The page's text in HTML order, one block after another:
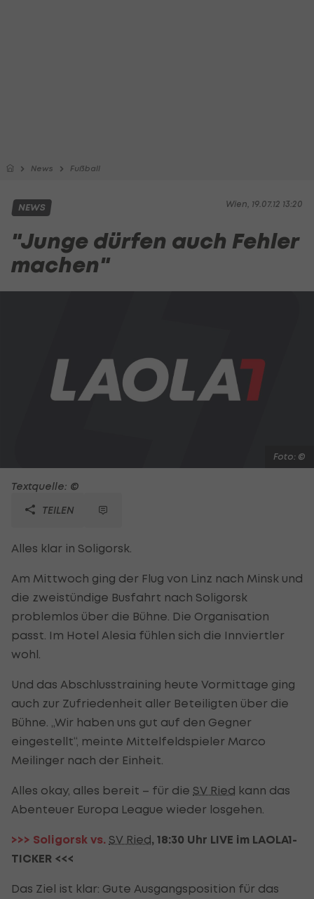
News Fußball
Wien, 19.07.12 13:20
NEWS
"Junge dürfen auch Fehler
machen"
Foto: ©
Textquelle: ©
TEILEN
Alles klar in Soligorsk.
Am Mittwoch ging der Flug von Linz nach Minsk und
die zweistündige Busfahrt nach Soligorsk
problemlos über die Bühne. Die Organisation
passt. Im Hotel Alesia fühlen sich die Innviertler
wohl.
Und das Abschlusstraining heute Vormittage ging
auch zur Zufriedenheit aller Beteiligten über die
Bühne. „Wir haben uns gut auf den Gegner
eingestellt“, meinte Mittelfeldspieler Marco
Meilinger nach der Einheit.
Alles okay, alles bereit – für die SV Ried kann das
Abenteuer Europa League wieder losgehen.
>>> Soligorsk vs. SV Ried, 18:30 Uhr LIVE im LAOLA1-
TICKER <<<
Das Ziel ist klar: Gute Ausgangsposition für das